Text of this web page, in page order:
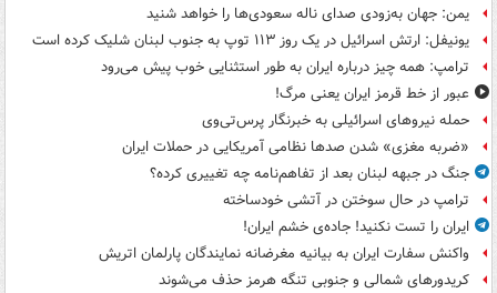
یمن: جهان به‌زودی صدای ناله سعودی‌ها را خواهد شنید
یونیفل: ارتش اسرائیل در یک روز ۱۱۳ توپ به جنوب لبنان شلیک کرده است
ترامپ: همه چیز درباره ایران به طور استثنایی خوب پیش می‌رود
عبور از خط قرمز ایران یعنی مرگ!
حمله نیروهای اسرائیلی به خبرنگار پرس‌تی‌وی
«ضربه مغزی» شدن صدها نظامی آمریکایی در حملات ایران
جنگ در جبهه لبنان بعد از تفاهم‌نامه چه تغییری کرده؟
ترامپ در حال سوختن در آتشی خودساخته
ایران را تست نکنید! جاده‌ی خشم ایران!
واکنش سفارت ایران به بیانیه مغرضانه نمایندگان پارلمان اتریش
کریدورهای شمالی و جنوبی تنگه هرمز حذف می‌شوند